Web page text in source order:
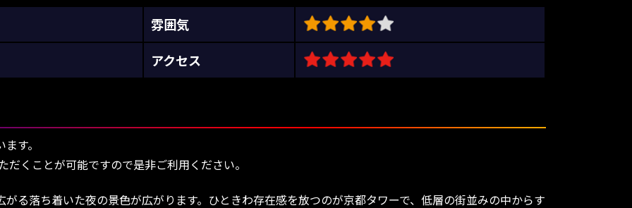
雰囲気
アクセス
す。
だくことが可能ですので是非ご利用ください。
る落ち着いた夜の景色が広がります。ひときわ存在感を放つのが京都タワーで、低層の街並みの中からす